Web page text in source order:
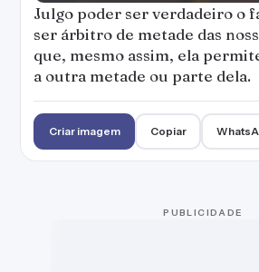
Julgo poder ser verdadeiro o
ser árbitro de metade das
que, mesmo assim, ela
a outra metade ou parte dela.
Criar imagem Copiar
PUBLICIDADE